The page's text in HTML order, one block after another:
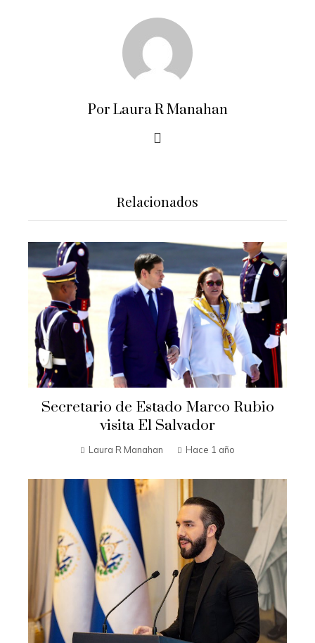
Por Laura R Manahan
Relacionados
Secretario de Estado Marco Rubio
visita El Salvador
Laura R Manahan Hace 1 año